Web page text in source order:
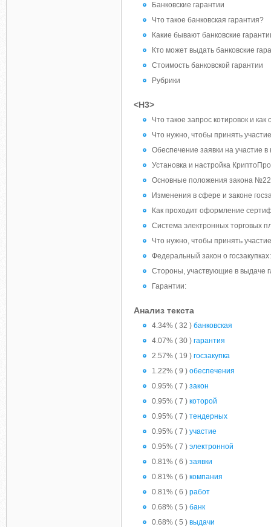
Банковские гарантии
Что такое банковская гарантия?
Какие бывают банковские
Кто может выдать банковские
Стоимость банковской гарантии
Рубрики
<H3>
Что такое запрос котировок и как
Что нужно, чтобы принять
Обеспечение заявки на участие в
Установка и настройка
Основные положения закона
Изменения в сфере и законе
Как проходит оформление
Система электронных торговых
Что нужно, чтобы принять
Федеральный закон о
Стороны, участвующие в выдаче
Гарантии:
Анализ текста
4.34% ( 32 ) банковская
4.07% ( 30 ) гарантия
2.57% ( 19 ) госзакупка
1.22% ( 9 ) обеспечения
0.95% ( 7 ) закон
0.95% ( 7 ) которой
0.95% ( 7 ) тендерных
0.95% ( 7 ) участие
0.95% ( 7 ) электронной
0.81% ( 6 ) заявки
0.81% ( 6 ) компания
0.81% ( 6 ) работ
0.68% ( 5 ) банк
0.68% ( 5 ) выдачи